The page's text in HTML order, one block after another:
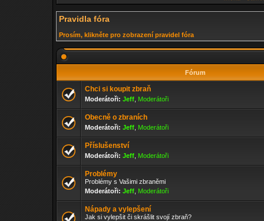
Pravidla fóra
Prosím, klikněte pro zobrazení pravidel fóra
Fórum
Chci si koupit zbraň
Moderátoři: Jeff Moderátoři
Obecně o zbraních
Moderátoři: Jeff Moderátoři
Příslušenství
Moderátoři: Jeff Moderátoři
Problémy
Problémy s Vašimi zbraněmi
Moderátoři: Jeff Moderátoři
Nápady a vylepšení
Jak si vylepšit či skrášlit svojí zbraň?